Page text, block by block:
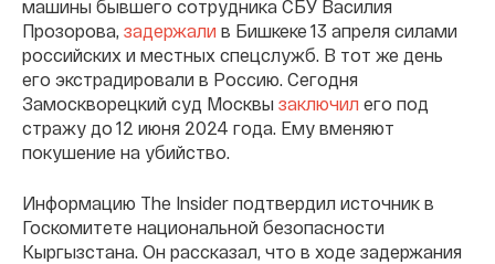
машины бывшего сотрудника СБУ Василия
Прозорова, задержали в Бишкеке 13 апреля силами
российских и местных спецслужб. В тот же день
его экстрадировали в Россию. Сегодня
Замоскворецкий суд Москвы заключил его под
стражу до 12 июня 2024 года. Ему вменяют
покушение на убийство.
Информацию The Insider подтвердил источник в
Госкомитете национальной безопасности
Кыргызстана. Он рассказал, что в ходе задержания